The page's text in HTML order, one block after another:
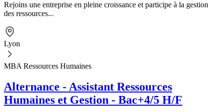
Rejoins une entreprise en pleine croissance et participe à la gestion
des ressources...
Lyon
MBA Ressources Humaines
Alternance - Assistant Ressources
Humaines et Gestion - Bac+4/5 H/F